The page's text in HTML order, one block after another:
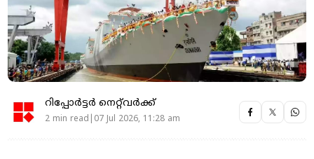
റിപ്പോർട്ടർ നെറ്റ്‌വര്‍ക്ക്‌
2 min read|07 Jul 2026, 11:28 am